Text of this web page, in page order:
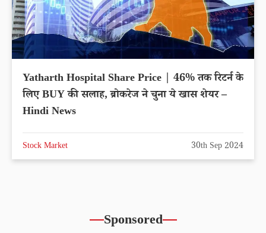
Yatharth Hospital Share Price | 46% तक रिटर्न के
लिए BUY की सलाह, ब्रोकरेज ने चुना ये खास शेयर –
Hindi News
Stock Market 30th Sep 2024
Sponsored